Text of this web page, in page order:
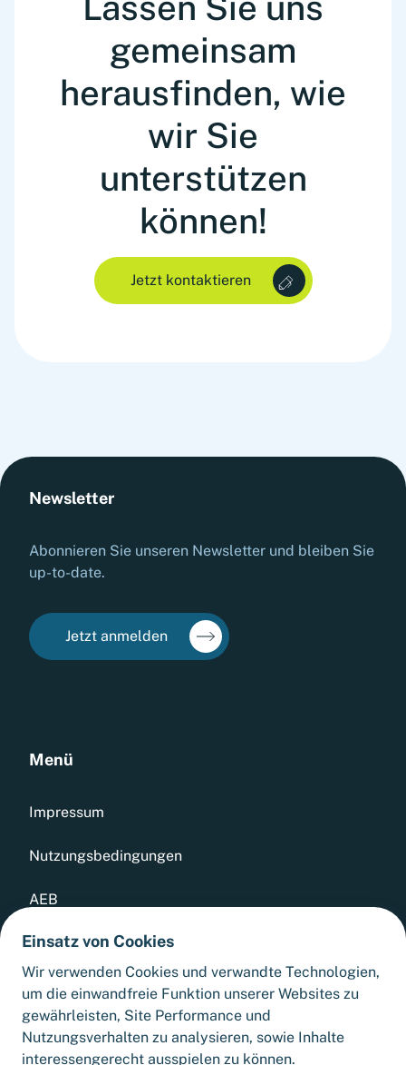
gemeinsam
herausfinden, wie
wir Sie
unterstützen
können!
Jetzt kontaktieren
Menü
Impressum
Nutzungsbedingungen
AEB
Datenschutz
Whistleblowing Tool
Sitemap
Newsletter
Abonnieren Sie unseren Newsletter und bleiben Sie
up-to-date.
Jetzt anmelden
Einsatz von Cookies
Wir verwenden Cookies und verwandte Technologien,
um die einwandfreie Funktion unserer Websites zu
gewährleisten, Site Performance und
Nutzungsverhalten zu analysieren, sowie Inhalte
interessengerecht ausspielen zu können.